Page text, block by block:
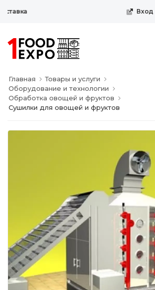
Вход
Главная
Товары и услуги
Оборудование и технологии
Обработка овощей и фруктов
Сушилки для овощей и фруктов